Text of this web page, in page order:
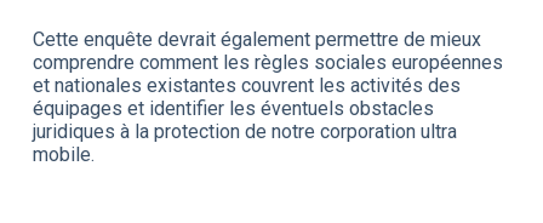
Cette enquête devrait également permettre de mieux
comprendre comment les règles sociales européennes
et nationales existantes couvrent les activités des
équipages et identifier les éventuels obstacles
juridiques à la protection de notre corporation ultra
mobile.